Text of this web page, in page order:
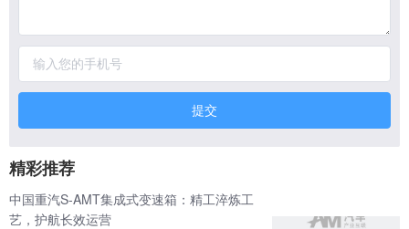
提交
精彩推荐
中国重汽S-AMT集成式变速箱：精工淬炼工
艺，护航长效运营